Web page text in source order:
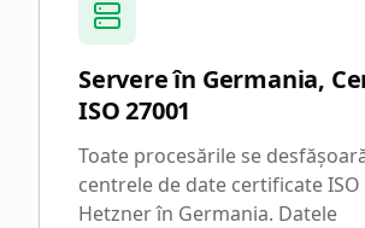
Servere în Germania,
ISO 27001
Toate procesările se
centrele de date certificate ISO
Hetzner în Germania. Datele